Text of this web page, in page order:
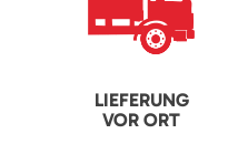
LIEFERUNG
VOR ORT